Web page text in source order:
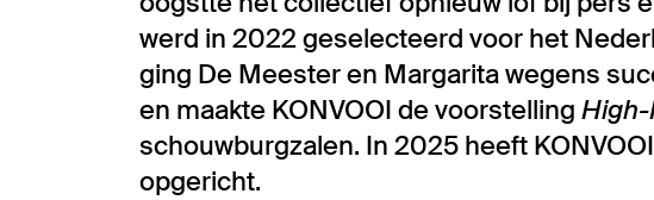
werd in 2022 geselecteerd voor het
ging De Meester en Margarita wegens
en maakte KONVOOI de voorstelling
schouwburgzalen. In 2025 heeft
opgericht.